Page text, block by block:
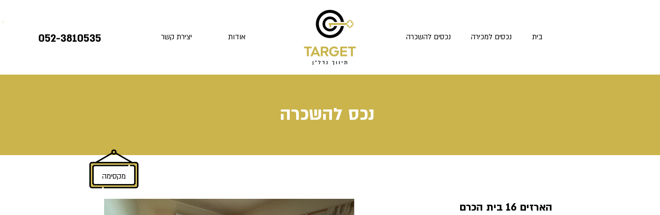
052-3810535 אודות יצירת קשר בית נכסים למכירה נכסים להשכרה
להשכרה נכס
מקסימה
הארזים 16 בית הכרם